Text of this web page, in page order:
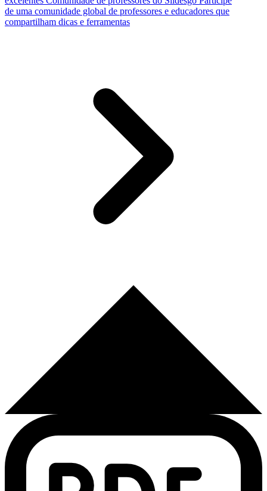
de uma comunidade global de professores e educadores que
compartilham dicas e ferramentas